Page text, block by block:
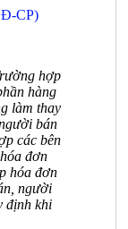
CP)
hợp
hàng
làm thay
bán
các bên
đơn
hóa đơn
người
định khi